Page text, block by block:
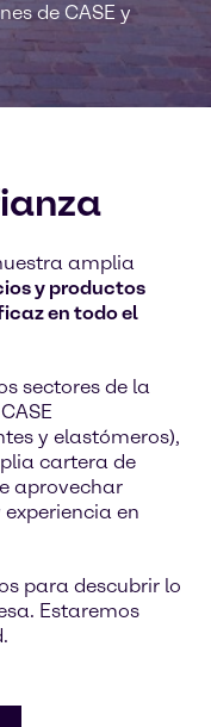
de CASE y
amplia
y productos
en todo el
sectores de la
y elastómeros),
cartera de
aprovechar
en
para descubrir lo
Estaremos